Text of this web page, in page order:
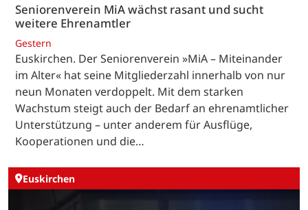
Seniorenverein MiA wächst rasant und sucht
weitere Ehrenamtler
Gestern
Euskirchen. Der Seniorenverein »MiA – Miteinander
im Alter« hat seine Mitgliederzahl innerhalb von nur
neun Monaten verdoppelt. Mit dem starken
Wachstum steigt auch der Bedarf an ehrenamtlicher
Unterstützung – unter anderem für Ausflüge,
Kooperationen und die…
Euskirchen